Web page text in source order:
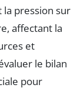
pression sur
affectant la
et
le bilan
pour